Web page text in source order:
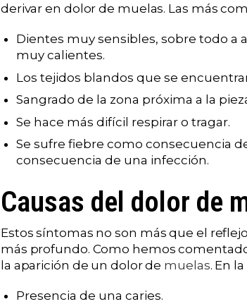
derivar en dolor de muelas. Las más
Dientes muy sensibles, sobre todo a
muy calientes.
Los tejidos blandos que se
Sangrado de la zona próxima a la
Se hace más difícil respirar o tragar.
Se sufre fiebre como consecuencia
consecuencia de una infección.
Causas del dolor de
Estos síntomas no son más que el
más profundo. Como hemos
la aparición de un dolor de muelas. En
Presencia de una caries.